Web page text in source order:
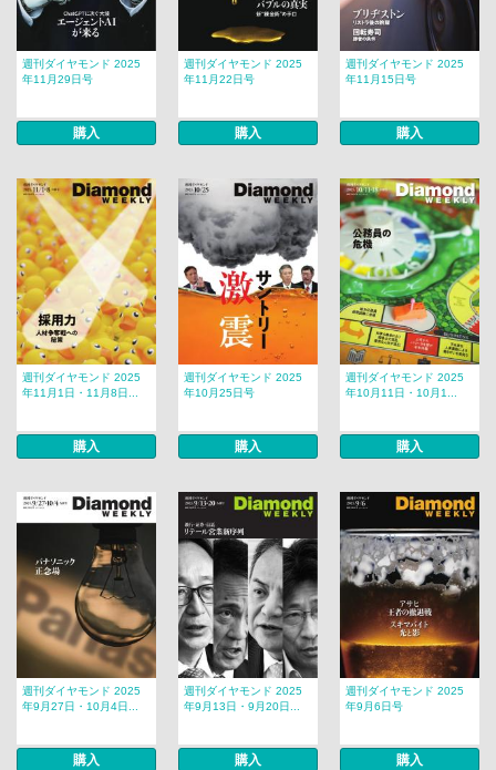
週刊ダイヤモンド 2025
年11月29日号
購入
週刊ダイヤモンド 2025
年11月22日号
購入
週刊ダイヤモンド 2025
年11月15日号
購入
週刊ダイヤモンド 2025
年11月1日・11月8日...
購入
週刊ダイヤモンド 2025
年10月25日号
購入
週刊ダイヤモンド 2025
年10月11日・10月1...
購入
週刊ダイヤモンド 2025
年9月27日・10月4日...
購入
週刊ダイヤモンド 2025
年9月13日・9月20日...
購入
週刊ダイヤモンド 2025
年9月6日号
購入